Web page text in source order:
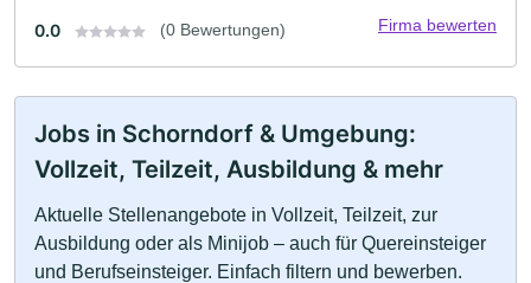
0.0 (0 Bewertungen) Firma bewerten
Jobs in Schorndorf & Umgebung:
Vollzeit, Teilzeit, Ausbildung & mehr
Aktuelle Stellenangebote in Vollzeit, Teilzeit, zur
Ausbildung oder als Minijob – auch für Quereinsteiger
und Berufseinsteiger. Einfach filtern und bewerben.